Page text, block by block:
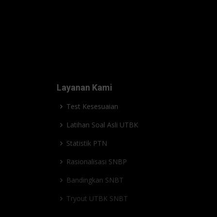
Layanan Kami
Test Kesesuaian
Latihan Soal Asli UTBK
Statistik PTN
Rasionalisasi SNBP
Bandingkan SNBT
Tryout UTBK SNBT